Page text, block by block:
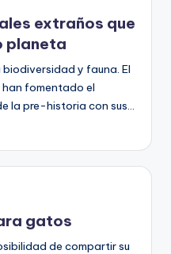
extraños que
planeta
y fauna. El
fomentado el
la pre-historia con sus…
gatos
de compartir su